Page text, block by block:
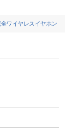
ワイヤレスイヤホン